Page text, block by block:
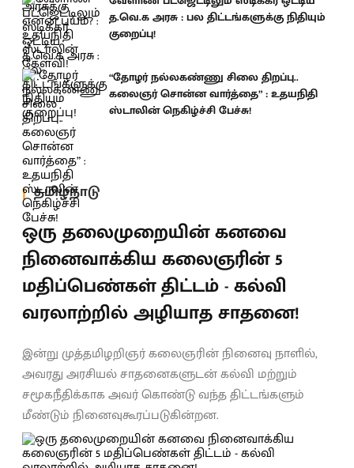
த.வெ.க அரசு : பல திட்டங்களுக்கு நிதியும்
குறைப்பு!
“தோழர் நல்லகண்ணு சிலை திறப்பு..
கலைஞர் சொன்ன வார்த்தை” : உதயநிதி
ஸ்டாலின் நெகிழ்ச்சி பேச்சு!
தமிழ்நாடு
ஒரு தலைமுறையின் கனவை
நினைவாக்கிய கலைஞரின் 5
மதிப்பெண்கள் திட்டம் - கல்வி
வரலாற்றில் அழியாத சாதனை!
இன்று முத்தமிழறிஞர் கலைஞரின் நினைவு நாளில்,
அவரது அரசியல் சாதனைகளுடன் கல்வி மற்றும்
சமூகநீதிக்காக அவர் கொண்டு வந்த திட்டங்களும்
மீண்டும் நினைவுகூரப்படுகின்றன.